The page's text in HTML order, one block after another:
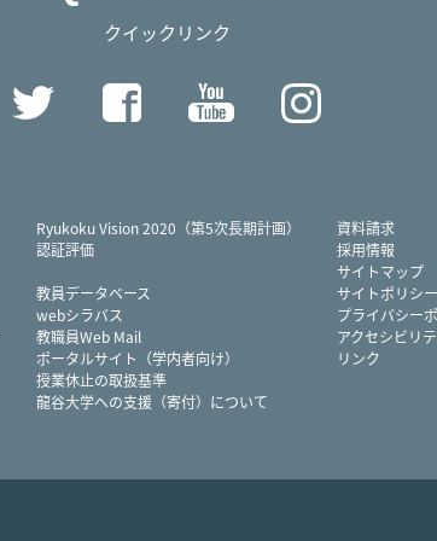
クイックリンク
Twitter FacebookYouTube
Ryukoku Vision 2020（第5次長期計画）
認証評価
教員データベース
webシラバス
教職員Web Mail
ポータルサイト（学内者向け）
授業休止の取扱基準
龍谷大学への支援（寄付）について
資料請求
採用情報
サイトマップ
サイトポリシー
プライバシー
アクセシビリ
リンク